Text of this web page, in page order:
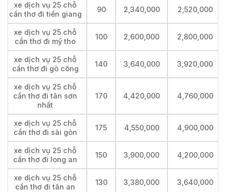
xe dịch vụ 25 chỗ
cần thơ đi tiền giang
90 2,340,000 2,520,000
xe dịch vụ 25 chỗ
cần thơ đi mỹ tho
100 2,600,000 2,800,000
xe dịch vụ 25 chỗ
cần thơ đi gò công
140 3,640,000 3,920,000
xe dịch vụ 25 chỗ
cần thơ đi tân sơn
nhất
170 4,420,000 4,760,000
xe dịch vụ 25 chỗ
cần thơ đi sài gòn
175 4,550,000 4,900,000
xe dịch vụ 25 chỗ
cần thơ đi long an
150 3,900,000 4,200,000
xe dịch vụ 25 chỗ
cần thơ đi tân an
130 3,380,000 3,640,000